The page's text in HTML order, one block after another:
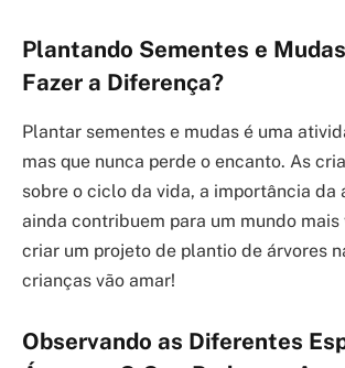
Plantando Sementes e
Fazer a Diferença?
Plantar sementes e mudas é uma
mas que nunca perde o encanto. As
sobre o ciclo da vida, a importância da
ainda contribuem para um mundo mais
criar um projeto de plantio de árvores
crianças vão amar!
Observando as Diferentes